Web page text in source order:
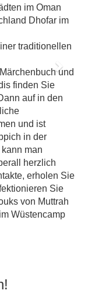
im Oman
Dhofar im
traditionellen
Next
und
finden Sie
auf in den
und ist
in der
man
herzlich
erholen Sie
Sie
von Muttrah
Wüstencamp